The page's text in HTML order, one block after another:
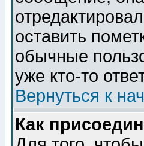
оставить
обычные
уже кто-то
Вернуться к
Как